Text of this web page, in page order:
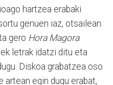
hartzea erabaki
genuen iaz, otsailean.
gero Hora Magora
letrak idatzi ditu eta
Diskoa grabatzea oso
artean egin dugu erabat,